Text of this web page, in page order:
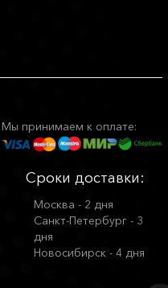
Мы принимаем к оплате:
Сроки доставки:
Москва - 2 дня
Санкт-Петербург - 3
дня
Новосибирск - 4 дня